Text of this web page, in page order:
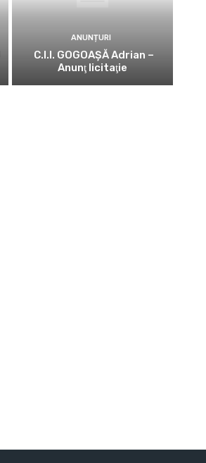
ANUNȚURI
C.I.I. GOGOAŞĂ Adrian –
Anunţ licitaţie